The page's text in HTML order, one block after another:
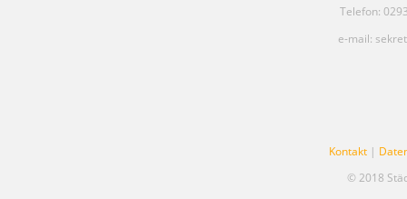
Telefon:
e-mail:
Kontakt |
© 2018